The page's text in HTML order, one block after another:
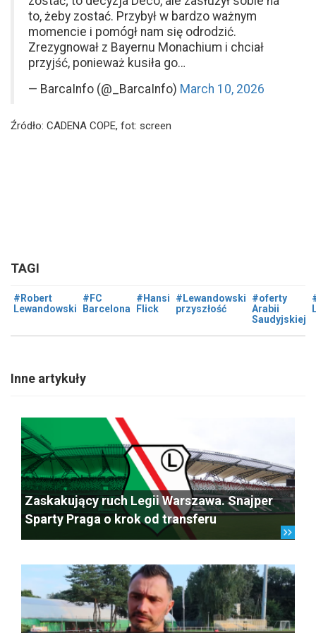
to, żeby zostać. Przybył w bardzo ważnym
momencie i pomógł nam się odrodzić.
Zrezygnował z Bayernu Monachium i chciał
przyjść, ponieważ kusiła go…
— BarcaInfo (@_BarcaInfo) March 10, 2026
Źródło: CADENA COPE, fot: screen
TAGI
#Robert
Lewandowski
#FC
Barcelona
#Hansi
Flick
#Lewandowski
przyszłość
#oferty
Arabii
Saudyjskiej
Inne artykuły
Zaskakujący ruch Legii Warszawa. Snajper
Sparty Praga o krok od transferu